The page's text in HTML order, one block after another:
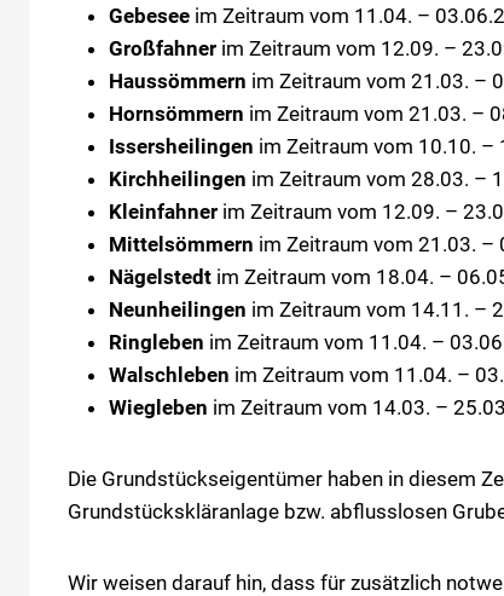
Gebesee im Zeitraum vom 11.04. –
Großfahner im Zeitraum vom 12.09. –
Haussömmern im Zeitraum vom 21.03. –
Hornsömmern im Zeitraum vom 21.03. –
Issersheilingen im Zeitraum vom 10.10. –
Kirchheilingen im Zeitraum vom 28.03. –
Kleinfahner im Zeitraum vom 12.09. –
Mittelsömmern im Zeitraum vom 21.03. –
Nägelstedt im Zeitraum vom 18.04. –
Neunheilingen im Zeitraum vom 14.11. –
Ringleben im Zeitraum vom 11.04. –
Walschleben im Zeitraum vom 11.04. –
Wiegleben im Zeitraum vom 14.03. –
Die Grundstückseigentümer haben in diesem
Grundstückskläranlage bzw. abflusslosen
Wir weisen darauf hin, dass für zusätzlich